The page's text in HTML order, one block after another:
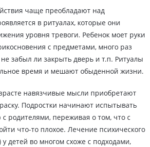
чаще преобладают над
в ритуалах, которые они
уровня тревоги. Ребенок моет руки
с предметами, много раз
забыл ли закрыть дверь и т.п. Ритуалы
время и мешают обыденной жизни.
навязчивые мысли приобретают
Подростки начинают испытывать
с родителями, переживая о том, что с
что-то плохое. Лечение психического
у детей во многом схоже с подходами,